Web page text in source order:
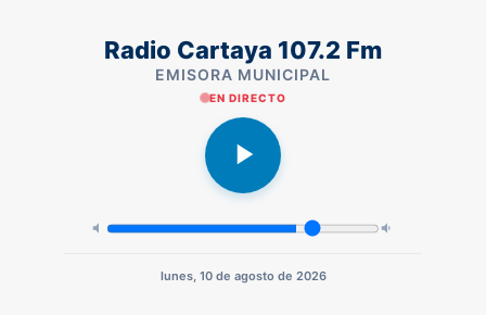
Radio Cartaya 107.2 Fm
EMISORA MUNICIPAL
EN DIRECTO
lunes, 10 de agosto de 2026